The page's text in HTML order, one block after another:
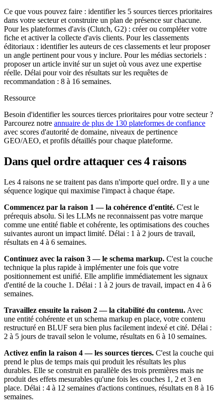
Ce que vous pouvez faire : identifier les 5 sources tierces prioritaires
dans votre secteur et construire un plan de présence sur chacune.
Pour les plateformes d'avis (Clutch, G2) : créer ou compléter votre
fiche et activer la collecte d'avis clients. Pour les classements
éditoriaux : identifier les auteurs de ces classements et leur proposer
un angle pertinent pour vous y inclure. Pour les médias sectoriels :
proposer un article invité sur un sujet où vous avez une expertise
réelle. Délai pour voir des résultats sur les requêtes de
recommandation : 8 à 16 semaines.
Ressource
Besoin d'identifier les sources tierces prioritaires pour votre secteur ?
Parcourez notre annuaire de plus de 130 plateformes de confiance
avec scores d'autorité de domaine, niveaux de pertinence
GEO/AEO, et profils détaillés pour chaque plateforme.
Dans quel ordre attaquer ces 4 raisons
Les 4 raisons ne se traitent pas dans n'importe quel ordre. Il y a une
séquence logique qui maximise l'impact à chaque étape.
Commencez par la raison 1 — la cohérence d'entité. C'est le
prérequis absolu. Si les LLMs ne reconnaissent pas votre marque
comme une entité fiable et cohérente, les optimisations des couches
suivantes auront un impact limité. Délai : 1 à 2 jours de travail,
résultats en 4 à 6 semaines.
Continuez avec la raison 3 — le schema markup. C'est la couche
technique la plus rapide à implémenter une fois que votre
positionnement est unifié. Elle amplifie immédiatement les signaux
d'entité de la couche 1. Délai : 1 à 2 jours de travail, impact en 4 à 6
semaines.
Travaillez ensuite la raison 2 — la citabilité du contenu. Avec
une entité cohérente et un schema markup en place, votre contenu
restructuré en BLUF sera bien plus facilement indexé et cité. Délai :
2 à 5 jours de travail selon le volume, résultats en 6 à 10 semaines.
Activez enfin la raison 4 — les sources tierces. C'est la couche qui
prend le plus de temps mais qui produit les résultats les plus
durables. Elle se construit en parallèle des trois premières mais ne
produit des effets mesurables qu'une fois les couches 1, 2 et 3 en
place. Délai : 4 à 12 semaines d'actions continues, résultats en 8 à 16
semaines.